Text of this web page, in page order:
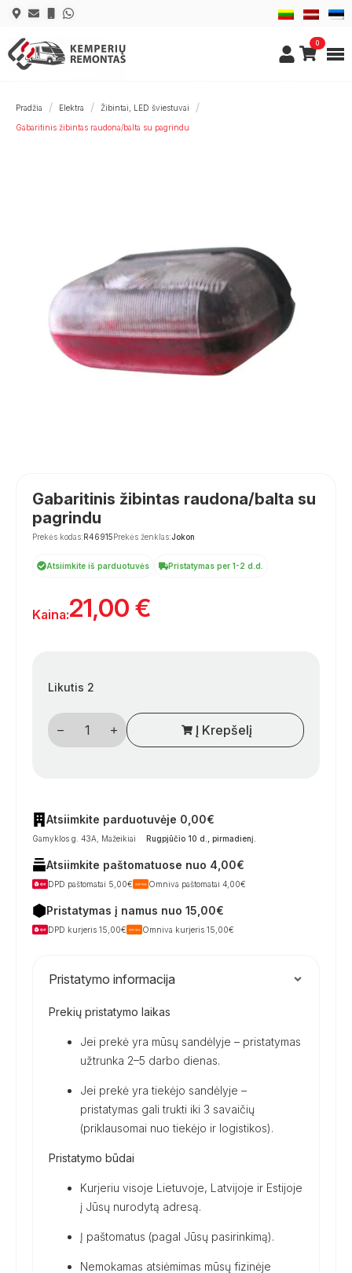
0
Pradžia Elektra Žibintai, LED šviestuvai
Gabaritinis žibintas raudona/balta su pagrindu
Gabaritinis žibintas raudona/balta su
pagrindu
Prekės kodas:R46915Prekės ženklas:Jokon
Atsiimkite iš parduotuvės Pristatymas per 1-2 d.d.
Kaina:21,00 €
Likutis 2
produkto
kiekis:
Gabaritinis
Į Krepšelį
Atsiimkite parduotuvėje 0,00€
Gamyklos g. 43A, Mažeikiai Rugpjūčio 10 d., pirmadienį
Atsiimkite paštomatuose nuo 4,00€
DPD paštomatai 5,00€ Omniva paštomatai 4,00€
Pristatymas į namus nuo 15,00€
DPD kurjeris 15,00€ Omniva kurjeris 15,00€
Pristatymo informacija
Prekių pristatymo laikas
Jei prekė yra mūsų sandėlyje – pristatymas
užtrunka 2–5 darbo dienas.
Jei prekė yra tiekėjo sandėlyje –
pristatymas gali trukti iki 3 savaičių
(priklausomai nuo tiekėjo ir logistikos).
Pristatymo būdai
Kurjeriu visoje Lietuvoje, Latvijoje ir Estijoje
į Jūsų nurodytą adresą.
Į paštomatus (pagal Jūsų pasirinkimą).
Nemokamas atsiėmimas mūsų fizinėje